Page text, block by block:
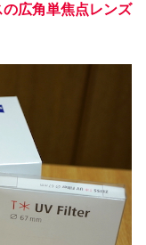
広角単焦点レンズ